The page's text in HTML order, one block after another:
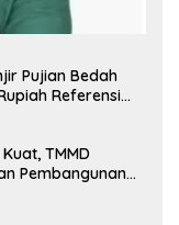
Pujian Bedah
Referensi
TMMD
Pembangunan